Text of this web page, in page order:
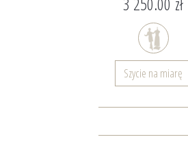
Szycie na miarę